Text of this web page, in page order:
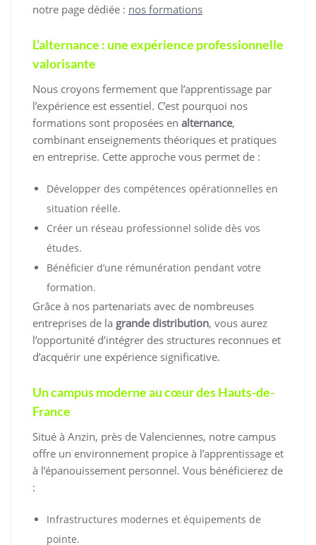
notre page dédiée : nos formations
L’alternance : une expérience professionnelle
valorisante
Nous croyons fermement que l’apprentissage par
l’expérience est essentiel. C’est pourquoi nos
formations sont proposées en alternance,
combinant enseignements théoriques et pratiques
en entreprise. Cette approche vous permet de :
Développer des compétences opérationnelles en
situation réelle.
Créer un réseau professionnel solide dès vos
études.
Bénéficier d’une rémunération pendant votre
formation.
Grâce à nos partenariats avec de nombreuses
entreprises de la grande distribution, vous aurez
l’opportunité d’intégrer des structures reconnues et
d’acquérir une expérience significative.
Un campus moderne au cœur des Hauts-de-
France
Situé à Anzin, près de Valenciennes, notre campus
offre un environnement propice à l’apprentissage et
à l’épanouissement personnel. Vous bénéficierez de
:
Infrastructures modernes et équipements de
pointe.